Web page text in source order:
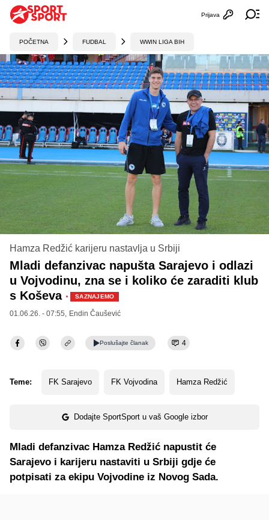
Otvori
Prijava
POČETNA FUDBAL WWIN LIGA BIH
Hamza Redžić karijeru nastavlja u Srbiji
Mladi defanzivac napušta Sarajevo i odlazi
u Vojvodinu, zna se i koliko će zaraditi klub
s Koševa · SAZNAJEMO
01.06.26. - 07:55, Endin Čaušević
Poslušajte članak 4
Teme: FK Sarajevo FK Vojvodina Hamza Redžić
Dodajte SportSport u vaš Google izbor
Mladi defanzivac Hamza Redžić napustit će
Sarajevo i karijeru nastaviti u Srbiji gdje će
potpisati za ekipu Vojvodine iz Novog Sada.